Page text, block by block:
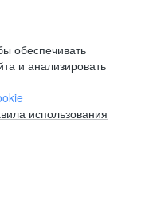
обеспечивать
и анализировать
использования